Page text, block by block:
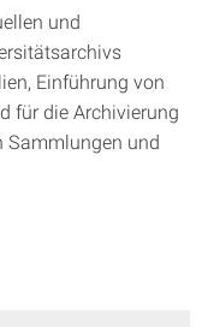
und
Einführung von
für die Archivierung
Sammlungen und